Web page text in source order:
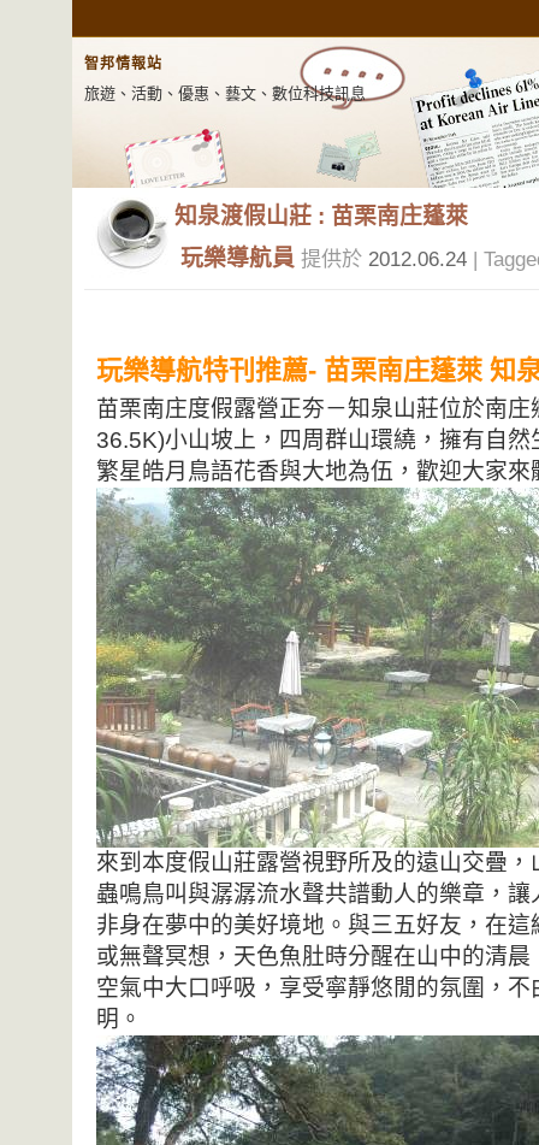
智邦情報站
旅遊、活動、優惠、藝文、數位科技訊息
知泉渡假山莊 : 苗栗南庄蓬萊
玩樂導航員 提供於 2012.06.24 |
玩樂導航特刊推薦- 苗栗南庄蓬萊 知
苗栗南庄度假露營正夯－知泉山莊位於南
36.5K)小山坡上，四周群山環繞，擁有自
繁星皓月鳥語花香與大地為伍，歡迎大家來
來到本度假山莊露營視野所及的遠山交疊
蟲鳴鳥叫與潺潺流水聲共譜動人的樂章，
非身在夢中的美好境地。與三五好友，在
或無聲冥想，天色魚肚時分醒在山中的清
空氣中大口呼吸，享受寧靜悠閒的氛圍，
明。